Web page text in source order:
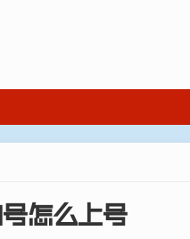
怎么上号